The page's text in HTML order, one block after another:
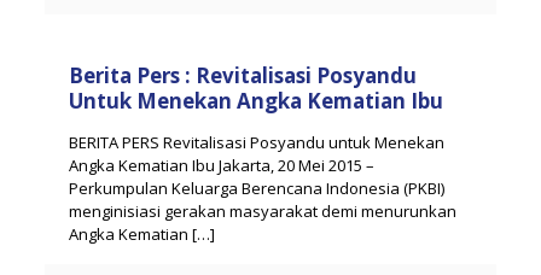
Berita Pers : Revitalisasi Posyandu
Untuk Menekan Angka Kematian Ibu
BERITA PERS Revitalisasi Posyandu untuk Menekan
Angka Kematian Ibu Jakarta, 20 Mei 2015 –
Perkumpulan Keluarga Berencana Indonesia (PKBI)
menginisiasi gerakan masyarakat demi menurunkan
Angka Kematian […]